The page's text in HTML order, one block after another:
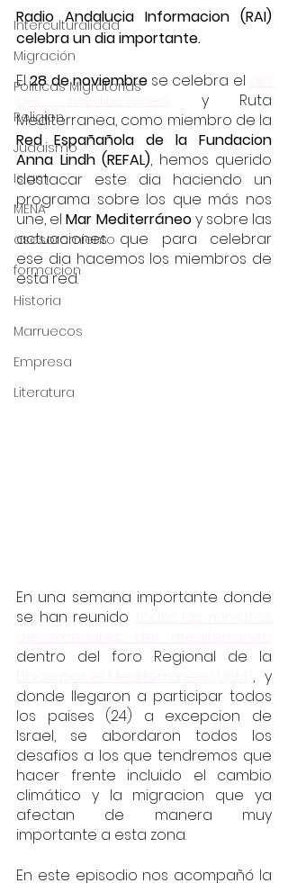
Interculturalidad
Migración
Políticas Migratorias
Religion
Judaismo
Islam
MENA
asesoramiento
formacion
Historia
Marruecos
Empresa
Literatura
Radio Andalucia Informacion (RAI)
celebra un dia importante.
El 28 de noviembre se celebra el
del mediterraneo
y Ruta
Red Españañola de la Fundacion
Anna Lindh (REFAL), hemos querido
destacar este dia haciendo un
programa sobre los que más nos
une, el Mar Mediterráneo y sobre las
actuaciones que para celebrar
ese dia hacemos los miembros de
esta red.
En una semana importante donde
se han reunido
Union por el Mediterraneo (UpM),  y
donde llegaron a participar todos
los paises (24) a excepcion de
Israel, se abordaron todos los
desafios a los que tendremos que
hacer frente incluido el cambio
climático y la migracion que ya
afectan de manera muy
importante a esta zona.
En este episodio nos acompañó la